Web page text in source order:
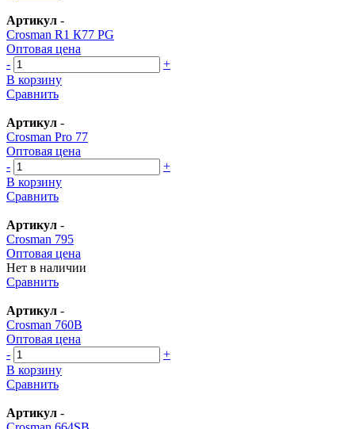
Артикул -
Crosman R1 К77 PG
Оптовая цена
-
+
В корзину
Сравнить
Артикул -
Crosman Pro 77
Оптовая цена
-
+
В корзину
Сравнить
Артикул -
Crosman 795
Оптовая цена
Нет в наличии
Сравнить
Артикул -
Crosman 760В
Оптовая цена
-
+
В корзину
Сравнить
Артикул -